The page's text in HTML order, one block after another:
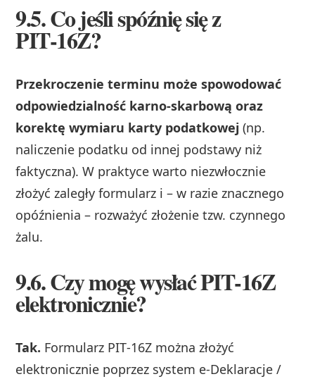
9.5. Co jeśli spóźnię się z
PIT‑16Z?
Przekroczenie terminu może spowodować
odpowiedzialność karno‑skarbową oraz
korektę wymiaru karty podatkowej (np.
naliczenie podatku od innej podstawy niż
faktyczna). W praktyce warto niezwłocznie
złożyć zaległy formularz i – w razie znacznego
opóźnienia – rozważyć złożenie tzw. czynnego
żalu.
9.6. Czy mogę wysłać PIT‑16Z
elektronicznie?
Tak. Formularz PIT‑16Z można złożyć
elektronicznie poprzez system e‑Deklaracje /